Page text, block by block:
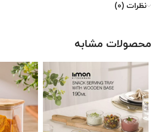
نظرات (0)
محصولات مشابه